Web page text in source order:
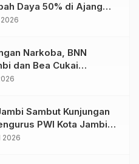
Daya 50% di Ajang
Narkoba, BNN
dan Bea Cukai
Pelaku beserta
Sambut Kunjungan
PWI Kota Jambi
dan Kolaborasi
2026